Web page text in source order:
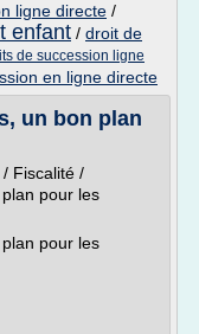
ligne directe /
enfant / droit de
de succession ligne
en ligne directe
un bon plan
Fiscalité /
pour les
pour les